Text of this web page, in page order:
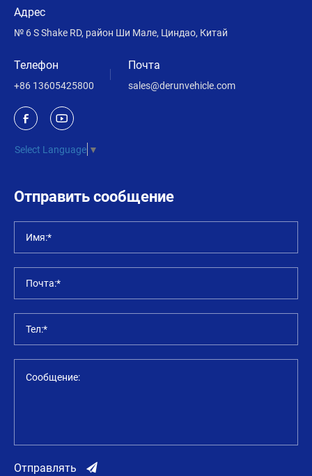
Адрес
№ 6 S Shake RD, район Ши Мале, Циндао, Китай
Телефон
+86 13605425800
Почта
sales@derunvehicle.com
Select Language ▼
Отправить сообщение
Имя:*
Почта:*
Тел:*
Сообщение:
Отправлять